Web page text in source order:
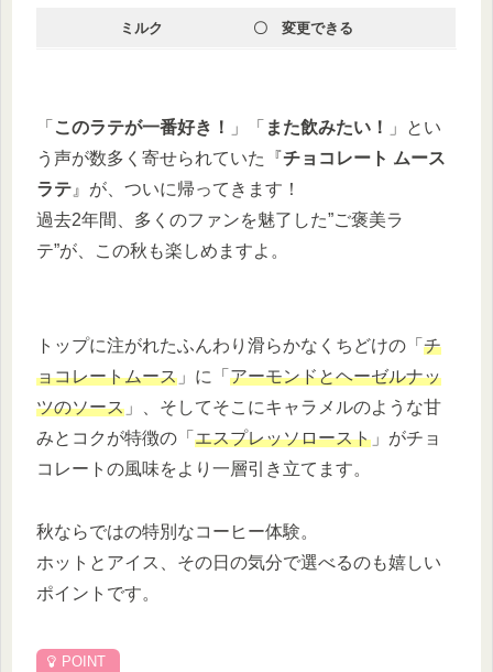
ミルク 〇 変更できる
「 このラテが一番好き！ 」「 また飲みたい！
」とい
う声が数多く寄せられていた『チョコレート ムース
ラテ 』が、ついに帰ってきます！
過去2年間、多くのファンを魅了した”ご褒美ラ
テ”が、この秋も楽しめますよ。
トップに注がれたふんわり滑らかなくちどけの「 チ
ョコレートムース 」に「 アーモンドとヘーゼルナッ
ツのソース 」、そしてそこにキャラメルのような甘
みとコクが特徴の「 エスプレッソロースト 」がチョ
コレートの風味をより一層引き立てます。
秋ならではの特別なコーヒー体験。
ホットとアイス、その日の気分で選べるのも嬉しい
ポイントです。